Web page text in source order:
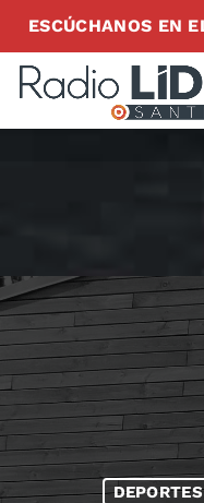
ESCÚCHANOS EN
DEPORTES